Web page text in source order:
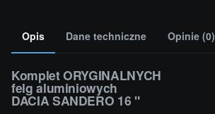
Opis Dane techniczne Opinie (0)
Komplet ORYGINALNYCH
felg aluminiowych
DACIA SANDERO 16 "